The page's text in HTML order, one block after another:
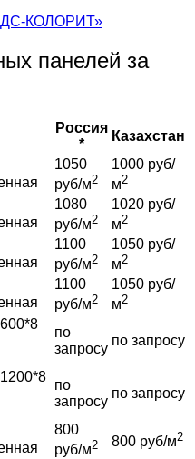
КОЛОРИТ»
панелей за
Россия
*
Казахстан
1050
руб/м2
1000 руб/
м2
1080
руб/м2
1020 руб/
м2
1100
руб/м2
1050 руб/
м2
1100
руб/м2
1050 руб/
м2
по
запросу
по запросу
по
запросу
по запросу
800
руб/м2 800 руб/м2